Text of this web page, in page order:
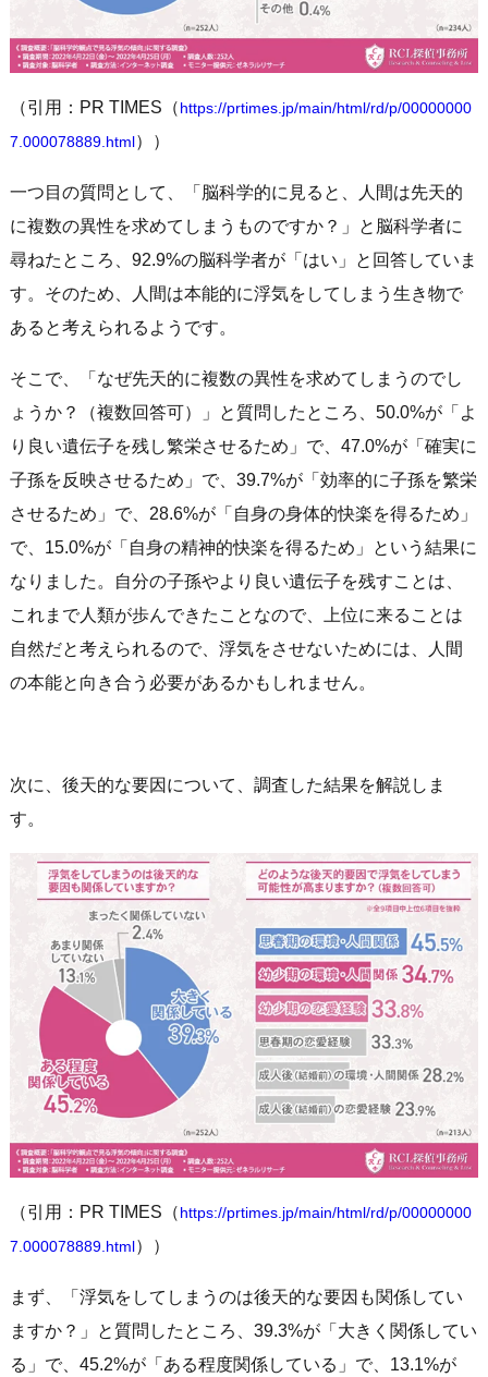
（引用：PR TIMES（https://prtimes.jp/main/html/rd/p/00000000
7.000078889.html））
一つ目の質問として、「脳科学的に見ると、人間は先天的
に複数の異性を求めてしまうものですか？」と脳科学者に
尋ねたところ、92.9%の脳科学者が「はい」と回答していま
す。そのため、人間は本能的に浮気をしてしまう生き物で
あると考えられるようです。
そこで、「なぜ先天的に複数の異性を求めてしまうのでし
ょうか？（複数回答可）」と質問したところ、50.0%が「よ
り良い遺伝子を残し繁栄させるため」で、47.0%が「確実に
子孫を反映させるため」で、39.7%が「効率的に子孫を繁栄
させるため」で、28.6%が「自身の身体的快楽を得るため」
で、15.0%が「自身の精神的快楽を得るため」という結果に
なりました。自分の子孫やより良い遺伝子を残すことは、
これまで人類が歩んできたことなので、上位に来ることは
自然だと考えられるので、浮気をさせないためには、人間
の本能と向き合う必要があるかもしれません。
次に、後天的な要因について、調査した結果を解説しま
す。
（引用：PR TIMES（https://prtimes.jp/main/html/rd/p/00000000
7.000078889.html））
まず、「浮気をしてしまうのは後天的な要因も関係してい
ますか？」と質問したところ、39.3%が「大きく関係してい
る」で、45.2%が「ある程度関係している」で、13.1%が